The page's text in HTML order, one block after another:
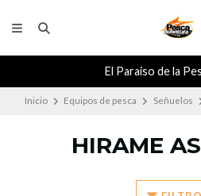
El Paraiso de la
Inicio Equipos de pesca Señuelos
HIRAME